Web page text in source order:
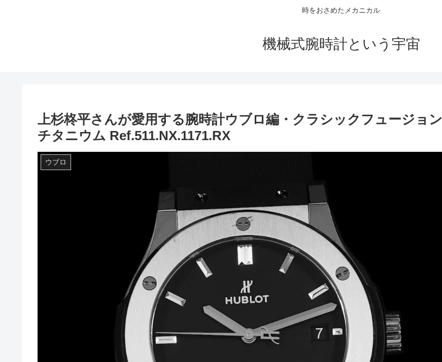
時をおさめたメカニカル
機械式腕時計という宇宙
上杉柊平さんが愛用する腕時計ウブロ編・クラシックフュージョン
チタニウム Ref.511.NX.1171.RX
ウブロ